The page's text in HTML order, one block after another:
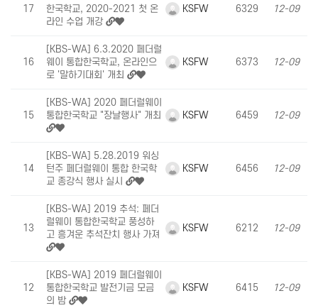
17
한국학교, 2020-2021 첫 온
라인 수업 개강
KSFW 6329 12-09
16
[KBS-WA] 6.3.2020 페더럴
웨이 통합한국학교, 온라인으
로 '말하기대회' 개최
KSFW 6373 12-09
15
[KBS-WA] 2020 페더럴웨이
통합한국학교 "장날행사" 개최
KSFW 6459 12-09
14
[KBS-WA] 5.28.2019 워싱
턴주 페더럴웨이 통합 한국학
교 종강식 행사 실시
KSFW 6456 12-09
13
[KBS-WA] 2019 추석: 페더
럴웨이 통합한국학교 풍성하
고 흥겨운 추석잔치 행사 가져
KSFW 6212 12-09
12
[KBS-WA] 2019 페더럴웨이
통합한국학교 발전기금 모금
의 밤
KSFW 6415 12-09